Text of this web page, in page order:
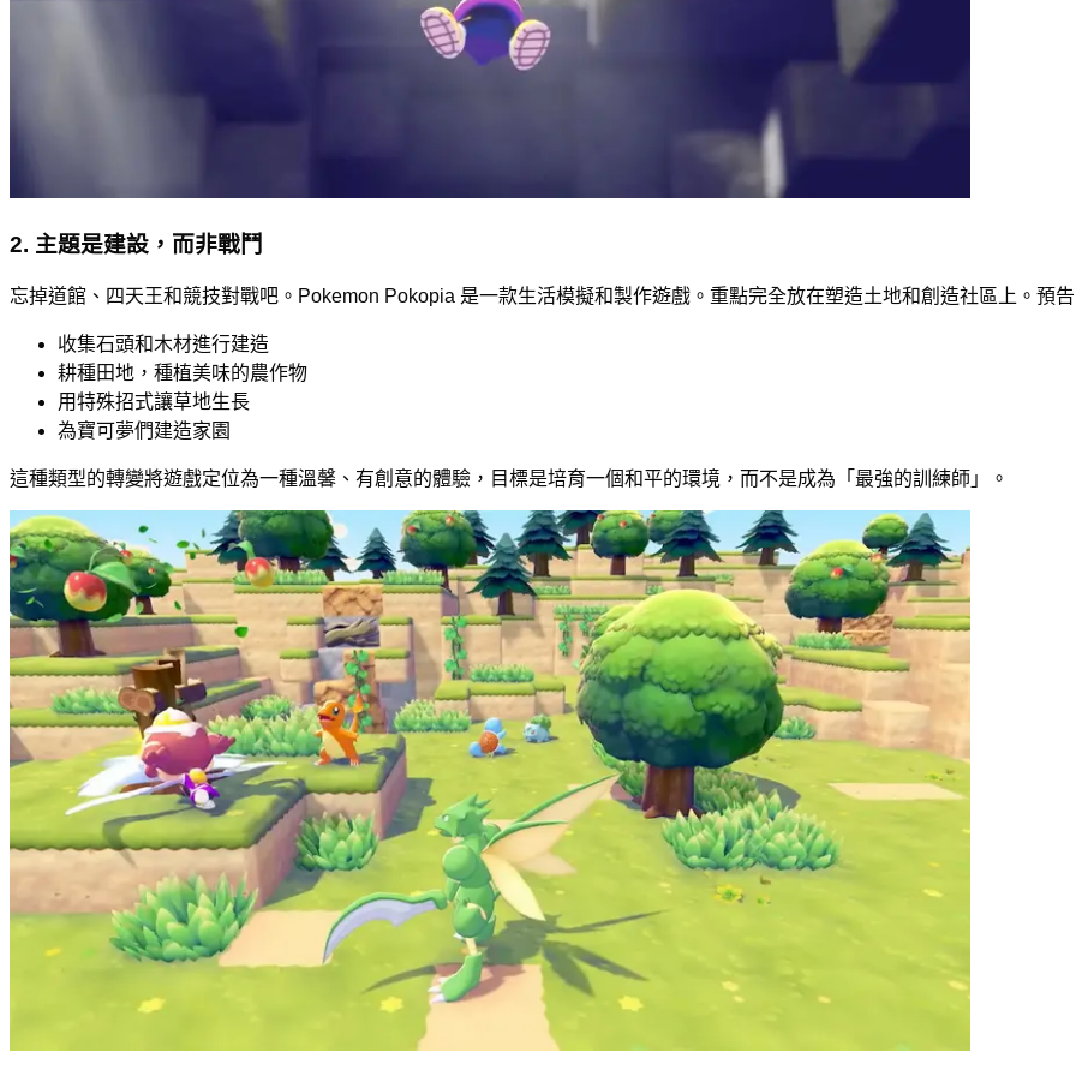
2. 主題是建設，而非戰鬥
忘掉道館、四天王和競技對戰吧。Pokemon Pokopia 是一款生活模擬和製作遊戲。重點完全放在塑造土地和創造社區上。預
收集石頭和木材進行建造
耕種田地，種植美味的農作物
用特殊招式讓草地生長
為寶可夢們建造家園
這種類型的轉變將遊戲定位為一種溫馨、有創意的體驗，目標是培育一個和平的環境，而不是成為「最強的訓練師」。